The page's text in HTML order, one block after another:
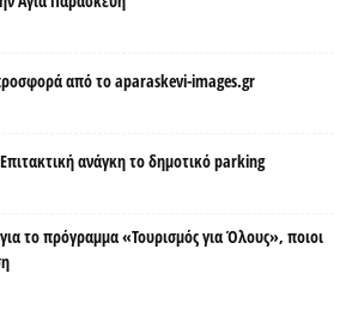
από το aparaskevi-images.gr
ανάγκη το δημοτικό parking
το πρόγραμμα «Τουρισμός για Όλους», ποιοι